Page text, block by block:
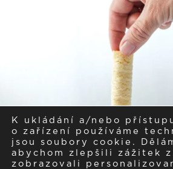
K ukládání a/nebo
o zařízení používáme
jsou soubory cookie.
abychom zlepšili zážitek
zobrazovali